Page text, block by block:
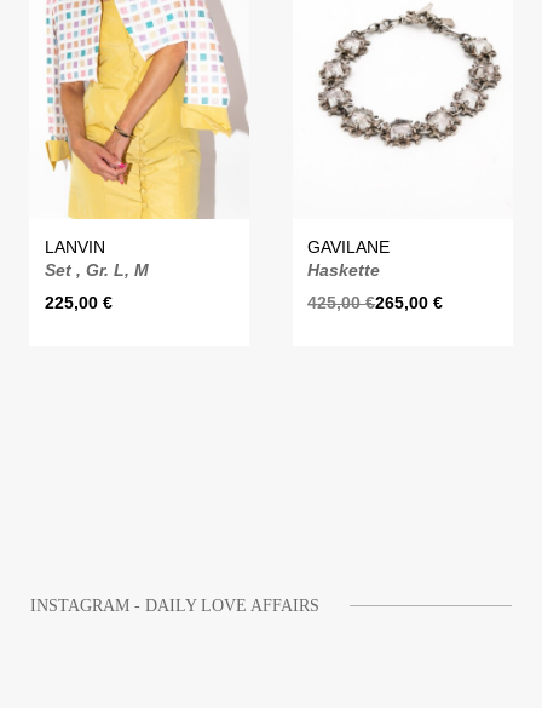
LANVIN
Set , Gr. L, M
225,00 €
GAVILANE
Haskette
425,00€265,00€
INSTAGRAM - DAILY LOVE AFFAIRS